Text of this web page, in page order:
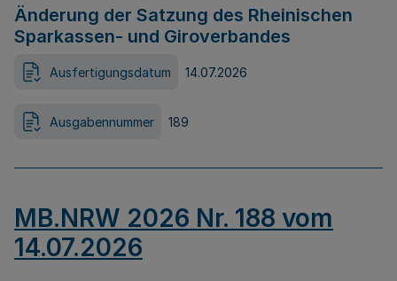
Änderung der Satzung des Rheinischen
Sparkassen- und Giroverbandes
Ausfertigungsdatum 14.07.2026
Ausgabennummer 189
MB.NRW 2026 Nr. 188 vom
14.07.2026